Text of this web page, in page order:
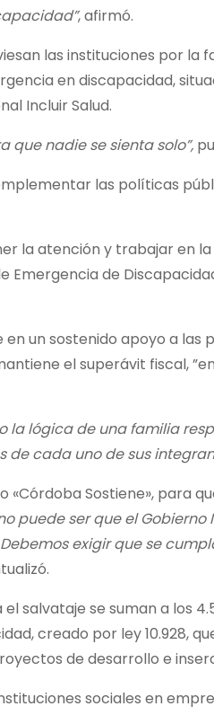
, afirmó.
las instituciones por
en discapacidad,
Incluir Salud.
que nadie se sienta solo”,
las políticas
la atención y trabajar en
Emergencia de
un sostenido apoyo a las
el superávit fiscal,
lógica de una familia
de cada uno de sus
Sostiene», para
puede ser que el Gobierno
exigir que se
salvataje se suman a los
creado por ley 10.928,
de desarrollo e
sociales en